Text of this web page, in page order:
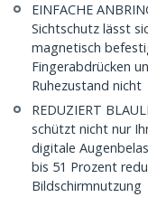
EINFACHE
Sichtschutz lässt
magnetisch
Fingerabdrücken
Ruhezustand nicht
REDUZIERT
schützt nicht nur
digitale
bis 51 Prozent
Bildschirmnutzung